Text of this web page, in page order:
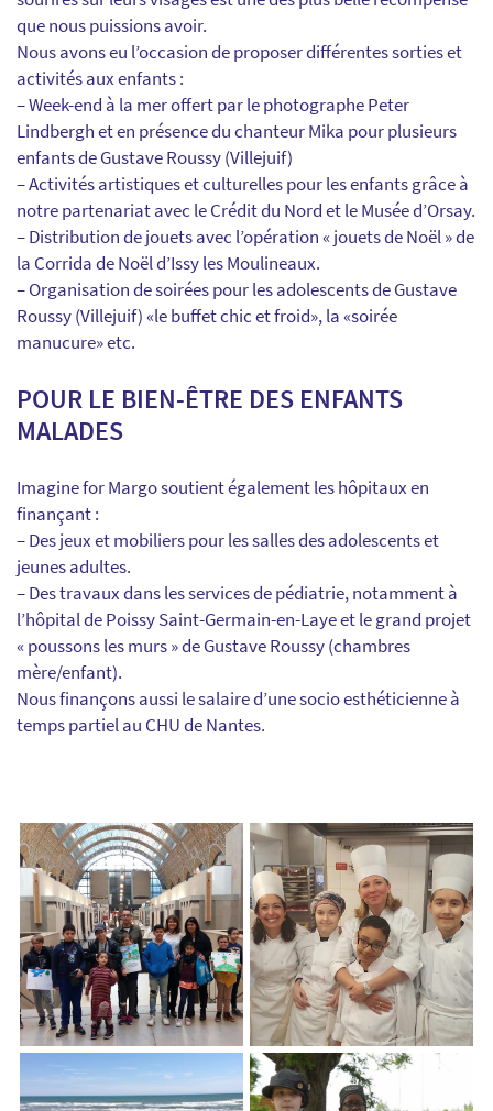
que nous puissions avoir.
Nous avons eu l’occasion de proposer différentes sorties et
activités aux enfants :
– Week-end à la mer offert par le photographe Peter
Lindbergh et en présence du chanteur Mika pour plusieurs
enfants de Gustave Roussy (Villejuif)
– Activités artistiques et culturelles pour les enfants grâce à
notre partenariat avec le Crédit du Nord et le Musée d’Orsay.
– Distribution de jouets avec l’opération « jouets de Noël » de
la Corrida de Noël d’Issy les Moulineaux.
– Organisation de soirées pour les adolescents de Gustave
Roussy (Villejuif) «le buffet chic et froid», la «soirée
manucure» etc.
POUR LE BIEN-ÊTRE DES ENFANTS
MALADES
Imagine for Margo soutient également les hôpitaux en
finançant :
– Des jeux et mobiliers pour les salles des adolescents et
jeunes adultes.
– Des travaux dans les services de pédiatrie, notamment à
l’hôpital de Poissy Saint-Germain-en-Laye et le grand projet
« poussons les murs » de Gustave Roussy (chambres
mère/enfant).
Nous finançons aussi le salaire d’une socio esthéticienne à
temps partiel au CHU de Nantes.